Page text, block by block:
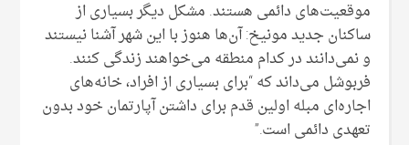
موقعیت‌های دائمی هستند. مشکل دیگر بسیاری از
ساکنان جدید مونیخ: آن‌ها هنوز با این شهر آشنا نیستند
و نمی‌دانند در کدام منطقه می‌خواهند زندگی کنند.
فربوشل می‌داند که “برای بسیاری از افراد، خانه‌های
اجاره‌ای مبله اولین قدم برای داشتن آپارتمان خود بدون
تعهدی دائمی است.”